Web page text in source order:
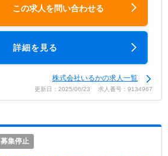
この求人を問い合わせる
詳細を見る
株式会社いるかの求人一覧
更新日：2025/06/23 求人番号：9134967
募集停止